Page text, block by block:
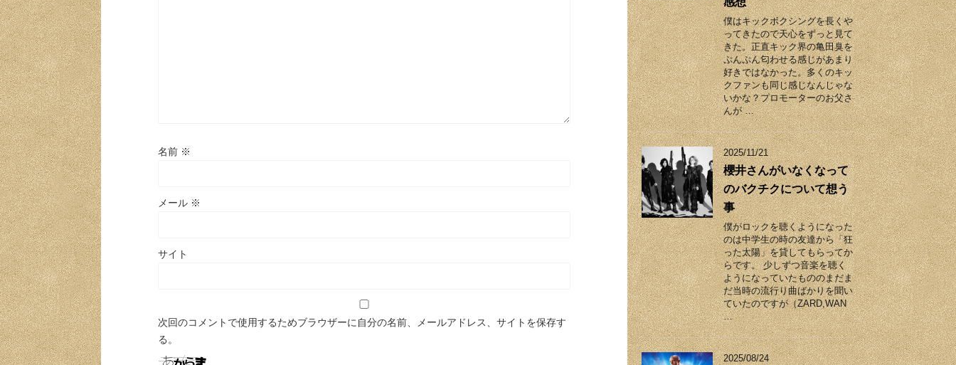
名前 ※
メール ※
サイト
次回のコメントで使用するためブラウザーに自分の名前、メールアドレス、サイトを保存す
る。
僕はキックボクシングを長くや
ってきたので天心をずっと見て
きた。正直キック界の亀田臭を
ぷんぷん匂わせる感じがあまり
好きではなかった。多くのキッ
クファンも同じ感じなんじゃな
いかな？プロモーターのお父さ
んが …
2025/11/21
櫻井さんがいなくなって
のバクチクについて想う
事
僕がロックを聴くようになった
のは中学生の時の友達から「狂
った太陽」を貸してもらってか
らです。 少しずつ音楽を聴く
ようになっていたもののまだま
だ当時の流行り曲ばかりを聞い
ていたのですが（ZARD,WAN
…
2025/08/24